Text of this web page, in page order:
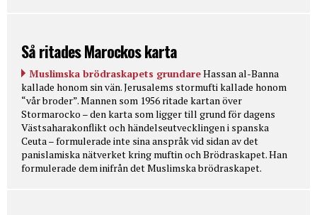
Så ritades Marockos karta
Muslimska brödraskapets grundareHassan al-Banna
kallade honom sin vän. Jerusalems stormufti kallade honom
“vår broder”. Mannen som 1956 ritade kartan över
Stormarocko – den karta som ligger till grund för dagens
Västsaharakonflikt och händelseutvecklingen i spanska
Ceuta – formulerade inte sina anspråk vid sidan av det
panislamiska nätverket kring muftin och Brödraskapet. Han
formulerade dem inifrån det Muslimska brödraskapet.